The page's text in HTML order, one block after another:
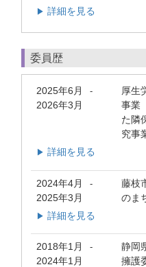
▶ 詳細を見る
委員歴
2025年6月 -
2026年3月
厚生
事業
た隣
究事
▶ 詳細を見る
2024年4月 -
2025年3月
藤枝
のま
▶ 詳細を見る
2018年1月 -
2024年1月
静岡
擁護